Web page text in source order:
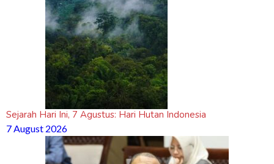
Sejarah Hari Ini, 7 Agustus: Hari Hutan Indonesia
7 August 2026